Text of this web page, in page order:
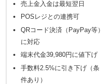
売上金入金は最短翌日
POSレジとの連携可
QRコード決済（PayPay等）
に対応
端末代金39,980円に値下げ
手数料2.5%に引き下げ（条
件あり）